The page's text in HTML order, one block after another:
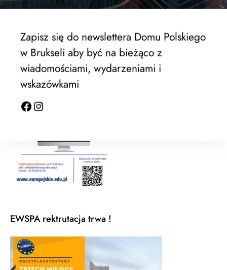
EWSPA rektrutacja trwa !
Zapisz się do newslettera Domu Polskiego
w Brukseli aby być na bieżąco z
wiadomościami, wydarzeniami i
wskazówkami